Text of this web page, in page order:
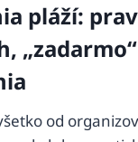
pláží:
od